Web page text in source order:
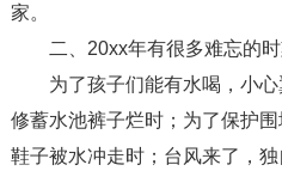
家。
二、20xx年有很多难忘的时
为了孩子们能有水喝，小
修蓄水池裤子烂时；为了保护
鞋子被水冲走时；台风来了，